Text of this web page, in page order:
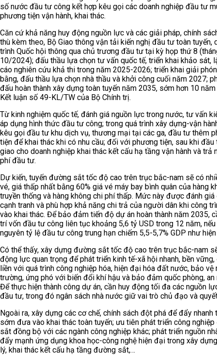
số nước đầu tư công kết hợp kêu gọi các doanh nghiệp đầu tư
phương tiện vận hành, khai thác.
Căn cứ khả năng huy động nguồn lực và các giải pháp, chính
thù kèm theo, Bộ Giao thông vận tải kiến nghị đầu tư toàn tuyến,
trình Quốc hội thông qua chủ trương đầu tư tại kỳ họp thứ 8
10/2024); đấu thầu lựa chọn tư vấn quốc tế, triển khai khảo sát,
cáo nghiên cứu khả thi trong năm 2025-2026; triển khai giải
bằng, đấu thầu lựa chọn nhà thầu và khởi công cuối năm 2027;
đấu hoàn thành xây dựng toàn tuyến năm 2035, sớm hơn 10
Kết luận số 49-KL/TW của Bộ Chính trị.
Từ kinh nghiệm quốc tế, đánh giá nguồn lực trong nước, tư vấn
áp dụng hình thức đầu tư công; trong quá trình xây dựng-vận
kêu gọi đầu tư khu dịch vụ, thương mại tại các ga, đầu tư thêm
tiện để khai thác khi có nhu cầu; đối với phương tiện, sau khi đầu
giao cho doanh nghiệp khai thác kết cấu hạ tầng vận hành và trả
phí đầu tư.
Dự kiến, tuyến đường sắt tốc độ cao trên trục bắc-nam sẽ có
vé, giá thấp nhất bằng 60% giá vé máy bay bình quân của hàng
truyền thống và hàng không chi phí thấp. Mức này được đánh
cạnh tranh và phù hợp khả năng chi trả của người dân khi công
vào khai thác. Để bảo đảm tiến độ dự án hoàn thành năm 2035,
trí vốn đầu tư công liên tục khoảng 5,6 tỷ USD trong 12 năm,
nguyên tỷ lệ đầu tư công trung hạn chiếm 5,5-5,7% GDP như hiện
Có thể thấy, xây dựng đường sắt tốc độ cao trên trục bắc-nam
động lực quan trọng để phát triển kinh tế-xã hội nhanh, bền vững,
liền với quá trình công nghiệp hóa, hiện đại hóa đất nước, bảo vệ
trường, ứng phó với biến đổi khí hậu và bảo đảm quốc phòng, an
Để thực hiện thành công dự án, cần huy động tối đa các nguồn
đầu tư, trong đó ngân sách nhà nước giữ vai trò chủ đạo và
Ngoài ra, xây dựng các cơ chế, chính sách đột phá để đẩy nhanh
sớm đưa vào khai thác toàn tuyến; ưu tiên phát triển công
sắt đồng bộ với các ngành công nghiệp khác; phát triển nguồn
đẩy mạnh ứng dụng khoa học-công nghệ hiện đại trong xây
lý, khai thác kết cấu hạ tầng đường sắt,…